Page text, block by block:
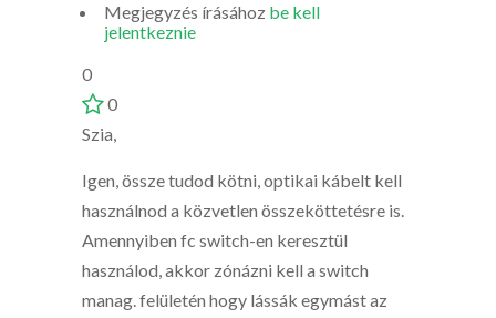
Megjegyzés írásához be kell
jelentkeznie
0
0
Szia,
Igen, össze tudod kötni, optikai kábelt kell
használnod a közvetlen összeköttetésre is.
Amennyiben fc switch-en keresztül
használod, akkor zónázni kell a switch
manag. felületén hogy lássák egymást az